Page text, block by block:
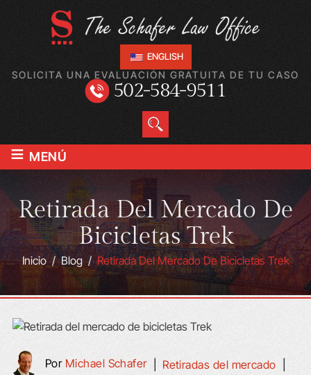
ENGLISH
SOLICITA UNA EVALUACIÓN GRATUITA DE TU CASO
502-584-9511
≡ MENÚ
Retirada Del Mercado De
Bicicletas Trek
Inicio/Blog/Retirada Del Mercado De Bicicletas Trek
Por Michael Schafer| Retiradas del mercado